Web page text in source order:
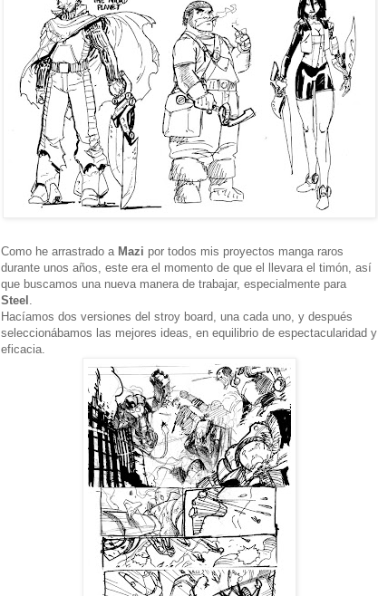
Como he arrastrado a Mazi por todos mis proyectos manga raros
durante unos años, este era el momento de que el llevara el timón, así
que buscamos una nueva manera de trabajar, especialmente para
Steel .
Hacíamos dos versiones del stroy board, una cada uno, y después
seleccionábamos las mejores ideas, en equilibrio de espectacularidad y
eficacia.